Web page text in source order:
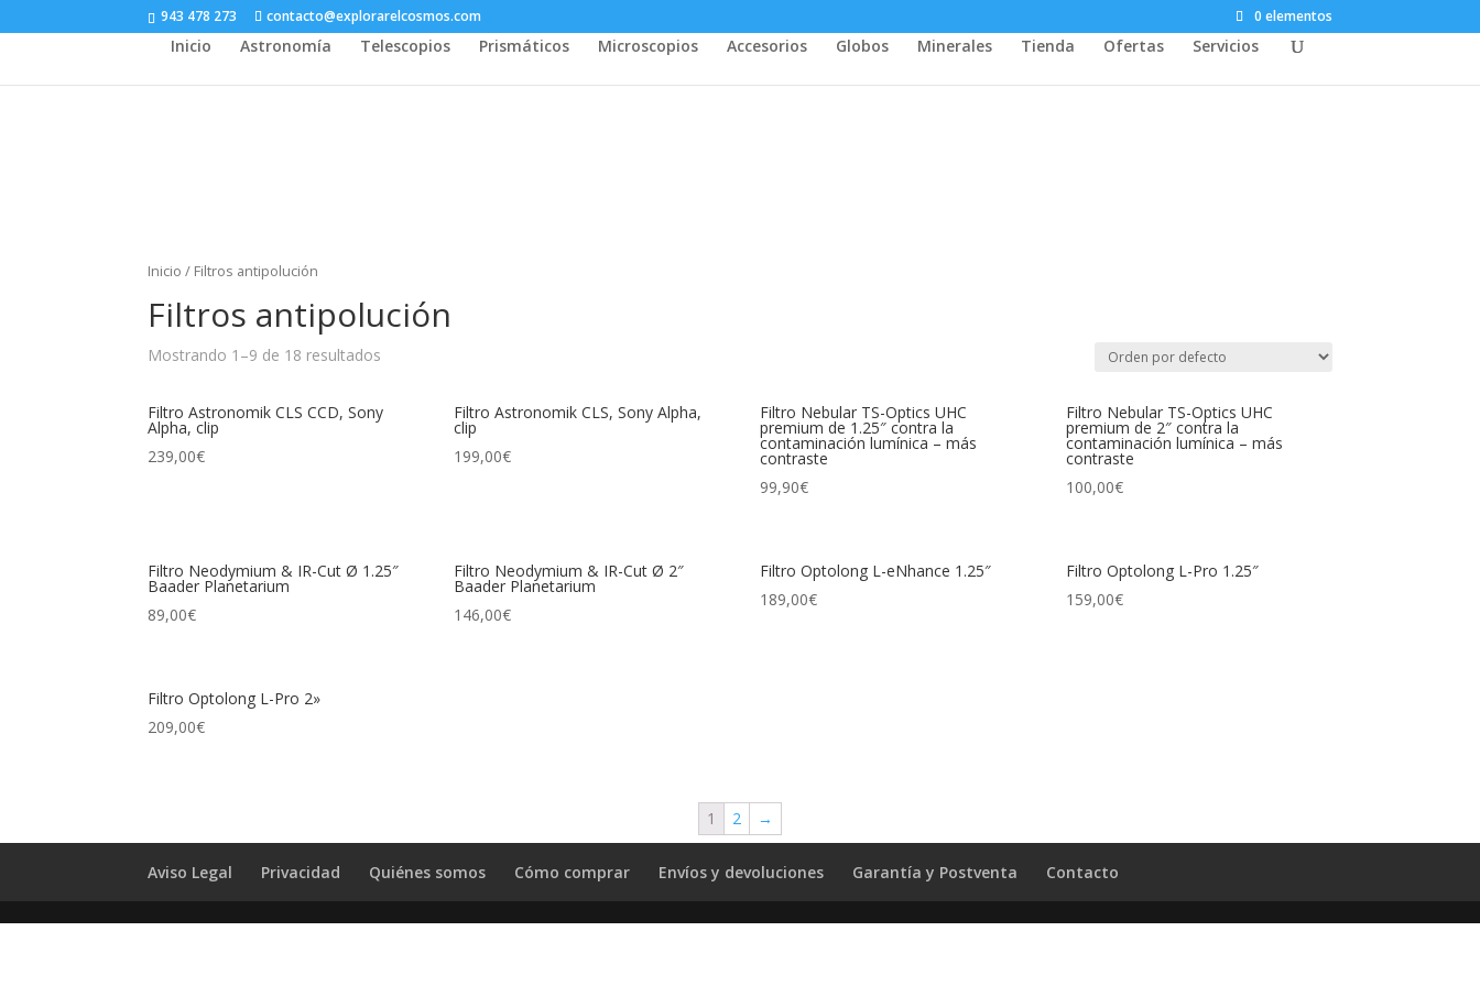
943 478 273 contacto@explorarelcosmos.com 0 elementos
Inicio Astronomía Telescopios Prismáticos Microscopios Accesorios Globos Minerales Tienda Ofertas Servicios
Inicio / Filtros antipolución
Filtros antipolución
Mostrando 1–9 de 18 resultados
Filtro Astronomik CLS CCD, Sony
Alpha, clip
239,00€
Filtro Astronomik CLS, Sony Alpha,
clip
199,00€
Filtro Nebular TS-Optics UHC
premium de 1.25″ contra la
contaminación lumínica – más
contraste
99,90€
Filtro Nebular TS-Optics UHC
premium de 2″ contra la
contaminación lumínica – más
contraste
100,00€
Filtro Neodymium & IR-Cut Ø 1.25″
Baader Planetarium
89,00€
Filtro Neodymium & IR-Cut Ø 2″
Baader Planetarium
146,00€
Filtro Optolong L-eNhance 1.25″
189,00€
Filtro Optolong L-Pro 1.25″
159,00€
Filtro Optolong L-Pro 2»
209,00€
1 2 →
Aviso Legal Privacidad Quiénes somos Cómo comprar Envíos y devoluciones Garantía y Postventa Contacto